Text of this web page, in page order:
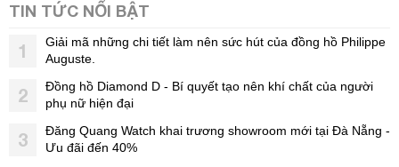
TIN TỨC NỔI BẬT
1
Giải mã những chi tiết làm nên sức hút của đồng hồ Philippe
Auguste.
2
Đồng hồ Diamond D - Bí quyết tạo nên khí chất của người
phụ nữ hiện đại
3
Đăng Quang Watch khai trương showroom mới tại Đà Nẵng -
Ưu đãi đến 40%